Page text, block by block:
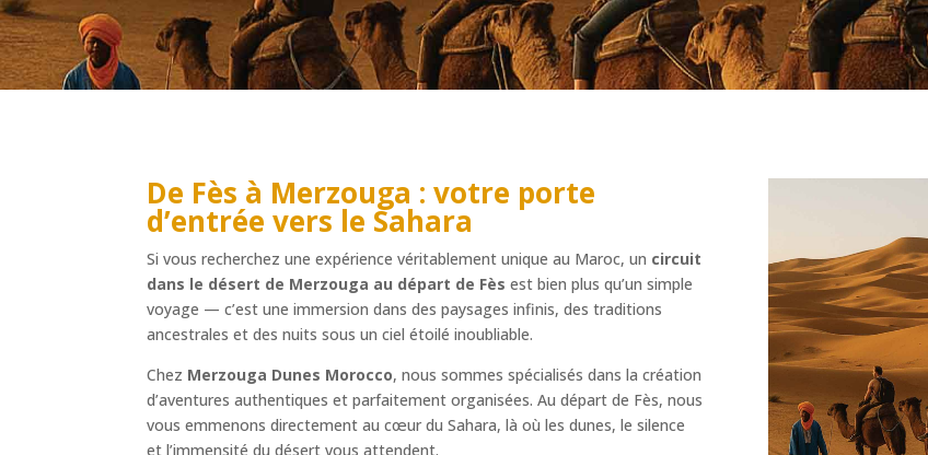
De Fès à Merzouga : votre porte
d’entrée vers le Sahara
Si vous recherchez une expérience véritablement unique au Maroc, un circuit
dans le désert de Merzouga au départ de Fès est bien plus qu’un simple
voyage — c’est une immersion dans des paysages infinis, des traditions
ancestrales et des nuits sous un ciel étoilé inoubliable.
Chez Merzouga Dunes Morocco, nous sommes spécialisés dans la création
d’aventures authentiques et parfaitement organisées. Au départ de Fès, nous
vous emmenons directement au cœur du Sahara, là où les dunes, le silence
et l’immensité du désert vous attendent.